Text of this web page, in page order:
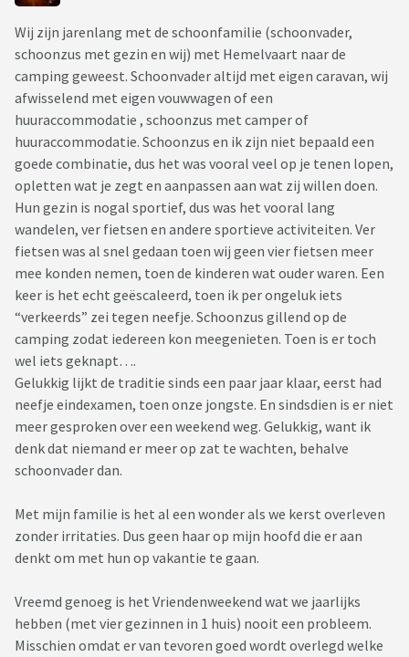
Wij zijn jarenlang met de schoonfamilie (schoonvader,
schoonzus met gezin en wij) met Hemelvaart naar de
camping geweest. Schoonvader altijd met eigen caravan, wij
afwisselend met eigen vouwwagen of een
huuraccommodatie , schoonzus met camper of
huuraccommodatie. Schoonzus en ik zijn niet bepaald een
goede combinatie, dus het was vooral veel op je tenen lopen,
opletten wat je zegt en aanpassen aan wat zij willen doen.
Hun gezin is nogal sportief, dus was het vooral lang
wandelen, ver fietsen en andere sportieve activiteiten. Ver
fietsen was al snel gedaan toen wij geen vier fietsen meer
mee konden nemen, toen de kinderen wat ouder waren. Een
keer is het echt geëscaleerd, toen ik per ongeluk iets
“verkeerds” zei tegen neefje. Schoonzus gillend op de
camping zodat iedereen kon meegenieten. Toen is er toch
wel iets geknapt….
Gelukkig lijkt de traditie sinds een paar jaar klaar, eerst had
neefje eindexamen, toen onze jongste. En sindsdien is er niet
meer gesproken over een weekend weg. Gelukkig, want ik
denk dat niemand er meer op zat te wachten, behalve
schoonvader dan.
Met mijn familie is het al een wonder als we kerst overleven
zonder irritaties. Dus geen haar op mijn hoofd die er aan
denkt om met hun op vakantie te gaan.
Vreemd genoeg is het Vriendenweekend wat we jaarlijks
hebben (met vier gezinnen in 1 huis) nooit een probleem.
Misschien omdat er van tevoren goed wordt overlegd welke